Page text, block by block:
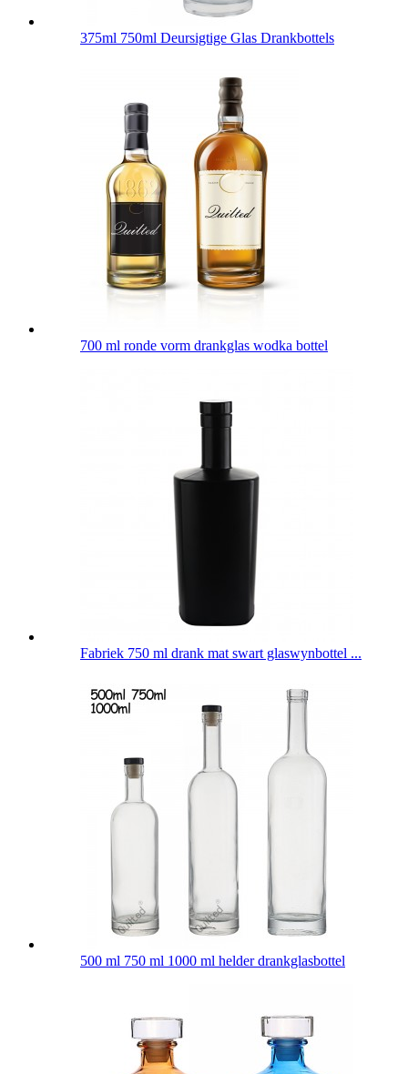
375ml 750ml Deursigtige Glas Drankbottels
700 ml ronde vorm drankglas wodka bottel
Fabriek 750 ml drank mat swart glaswynbottel ...
500 ml 750 ml 1000 ml helder drankglasbottel